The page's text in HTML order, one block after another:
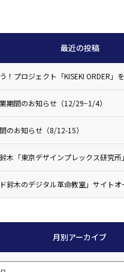
最近の投稿
！プロジェクト「KISEKI ORDER」
期間のお知らせ（12/29−1/4）
のお知らせ（8/12-15）
木「東京デザインプレックス研究
ド鈴木のデジタル革命教室」サイトオ
月別アーカイブ